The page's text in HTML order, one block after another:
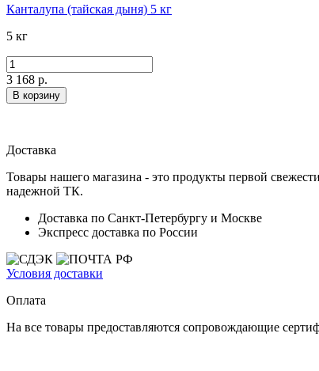
Канталупа (тайская дыня) 5 кг
5 кг
3 168 р.
В корзину
Доставка
Товары нашего магазина - это продукты первой
надежной ТК.
Доставка по Санкт-Петербургу и Москве
Экспресс доставка по России
Условия доставки
Оплата
На все товары предоставляются сопровождающие